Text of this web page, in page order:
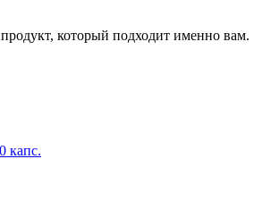
который подходит именно вам.
капс.